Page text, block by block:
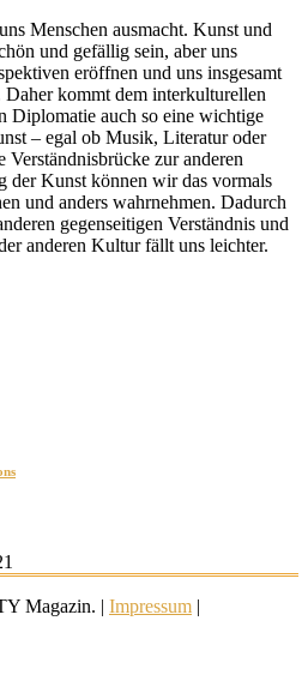
Menschen ausmacht. Kunst und
und gefällig sein, aber uns
eröffnen und uns insgesamt
kommt dem interkulturellen
Diplomatie auch so eine wichtige
– egal ob Musik, Literatur oder
zur anderen
der Kunst können wir das vormals
und anders wahrnehmen. Dadurch
gegenseitigen Verständnis und
anderen Kultur fällt uns leichter.
Magazin. | Impressum |